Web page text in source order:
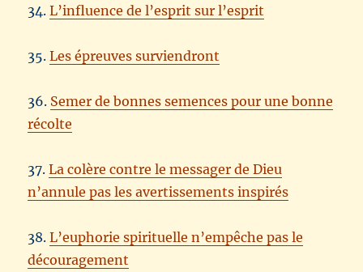
34.L’influence de l’esprit sur l’esprit
35.Les épreuves surviendront
36. Semer de bonnes semences pour une bonne
récolte
37.La colère contre le messager de Dieu
n’annule pas les avertissements inspirés
38.L’euphorie spirituelle n’empêche pas le
découragement